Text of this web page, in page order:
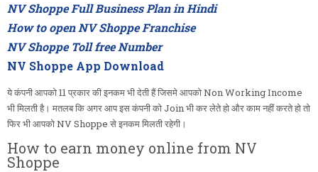
NV Shoppe Full Business Plan in Hindi
How to open NV Shoppe Franchise
NV Shoppe Toll free Number
NV Shoppe App Download
ये कंपनी आपको 11 प्रकार की इनकम भी देती हैं जिसमे आपको Non Working Income
भी मिलती है। मतलब कि अगर आप इस कंपनी को Join भी कर लेते हो और काम नहीं करते हो तो
फिर भी आपको NV Shoppe से इनकम मिलती रहेगी।
How to earn money online from NV
Shoppe